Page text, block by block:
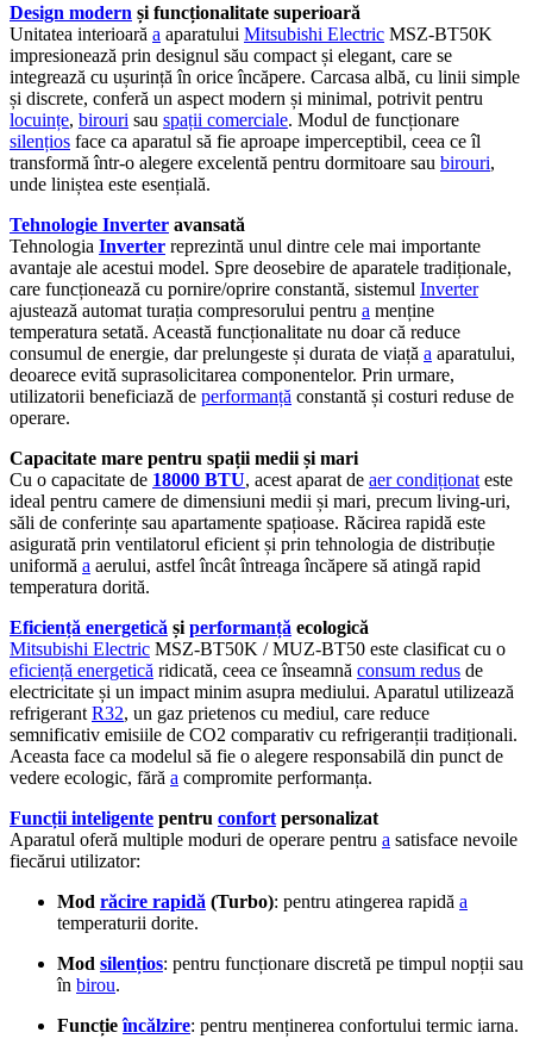
Design modern și funcționalitate superioară
Unitatea interioară a aparatului Mitsubishi Electric MSZ-BT50K
impresionează prin designul său compact și elegant, care se
integrează cu ușurință în orice încăpere. Carcasa albă, cu linii simple
și discrete, conferă un aspect modern și minimal, potrivit pentru
locuințe, birouri sau spații comerciale. Modul de funcționare
silențios face ca aparatul să fie aproape imperceptibil, ceea ce îl
transformă într-o alegere excelentă pentru dormitoare sau birouri,
unde liniștea este esențială.
Tehnologie Inverter avansată
Tehnologia Inverter reprezintă unul dintre cele mai importante
avantaje ale acestui model. Spre deosebire de aparatele tradiționale,
care funcționează cu pornire/oprire constantă, sistemul Inverter
ajustează automat turația compresorului pentru a menține
temperatura setată. Această funcționalitate nu doar că reduce
consumul de energie, dar prelungeste și durata de viață a aparatului,
deoarece evită suprasolicitarea componentelor. Prin urmare,
utilizatorii beneficiază de performanță constantă și costuri reduse de
operare.
Capacitate mare pentru spații medii și mari
Cu o capacitate de 18000 BTU, acest aparat de aer condiționat este
ideal pentru camere de dimensiuni medii și mari, precum living-uri,
săli de conferințe sau apartamente spațioase. Răcirea rapidă este
asigurată prin ventilatorul eficient și prin tehnologia de distribuție
uniformă a aerului, astfel încât întreaga încăpere să atingă rapid
temperatura dorită.
Eficiență energetică și performanță ecologică
Mitsubishi Electric MSZ-BT50K / MUZ-BT50 este clasificat cu o
eficiență energetică ridicată, ceea ce înseamnă consum redus de
electricitate și un impact minim asupra mediului. Aparatul utilizează
refrigerant R32, un gaz prietenos cu mediul, care reduce
semnificativ emisiile de CO2 comparativ cu refrigeranții tradiționali.
Aceasta face ca modelul să fie o alegere responsabilă din punct de
vedere ecologic, fără a compromite performanța.
Funcții inteligente pentru confort personalizat
Aparatul oferă multiple moduri de operare pentru a satisface nevoile
fiecărui utilizator:
Mod răcire rapidă (Turbo): pentru atingerea rapidă a
temperaturii dorite.
Mod silențios: pentru funcționare discretă pe timpul nopții sau
în birou.
Funcțieîncălzire: pentru menținerea confortului termic iarna.